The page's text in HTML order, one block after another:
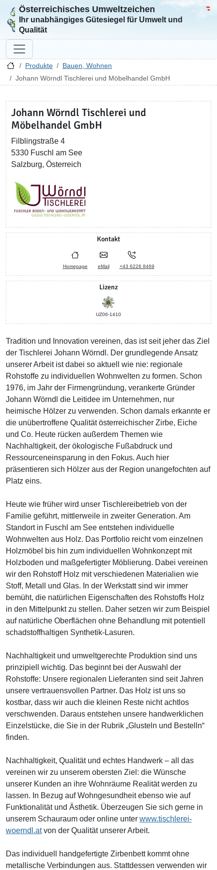
Zur Startseite
Österreichisches Umweltzeichen
Ihr unabhängiges Gütesiegel für Umwelt und
Qualität
Produkte
Bauen, Wohnen
Johann Wörndl Tischlerei und Möbelhandel GmbH
Johann Wörndl Tischlerei und
Möbelhandel GmbH
Filblingstraße 4
5330 Fuschl am See
Salzburg, Österreich
Kontakt
Homepage eMail +43 6226 8469
Lizenz
UZ06-1410
Tradition und Innovation vereinen, das ist seit jeher das Ziel
der Tischlerei Johann Wörndl. Der grundlegende Ansatz
unserer Arbeit ist dabei so aktuell wie nie: regionale
Rohstoffe zu individuellen Wohnwelten zu formen. Schon
1976, im Jahr der Firmengründung, verankerte Gründer
Johann Wörndl die Leitidee im Unternehmen, nur
heimische Hölzer zu verwenden. Schon damals erkannte er
die unübertroffene Qualität österreichischer Zirbe, Eiche
und Co. Heute rücken außerdem Themen wie
Nachhaltigkeit, der ökologische Fußabdruck und
Ressourceneinsparung in den Fokus. Auch hier
präsentieren sich Hölzer aus der Region unangefochten auf
Platz eins.
Heute wie früher wird unser Tischlereibetrieb von der
Familie geführt, mittlerweile in zweiter Generation. Am
Standort in Fuschl am See entstehen individuelle
Wohnwelten aus Holz. Das Portfolio reicht vom einzelnen
Holzmöbel bis hin zum individuellen Wohnkonzept mit
Holzboden und maßgefertigter Möblierung. Dabei vereinen
wir den Rohstoff Holz mit verschiedenen Materialien wie
Stoff, Metall und Glas. In der Werkstatt sind wir immer
bemüht, die natürlichen Eigenschaften des Rohstoffs Holz
in den Mittelpunkt zu stellen. Daher setzen wir zum Beispiel
auf natürliche Oberflächen ohne Behandlung mit potentiell
schadstoffhaltigen Synthetik-Lasuren.
Nachhaltigkeit und umweltgerechte Produktion sind uns
prinzipiell wichtig. Das beginnt bei der Auswahl der
Rohstoffe: Unsere regionalen Lieferanten sind seit Jahren
unsere vertrauensvollen Partner. Das Holz ist uns so
kostbar, dass wir auch die kleinen Reste nicht achtlos
verschwenden. Daraus entstehen unsere handwerklichen
Einzelstücke, die Sie in der Rubrik „Glusteln und Bestelln“
finden.
Nachhaltigkeit, Qualität und echtes Handwerk – all das
vereinen wir zu unserem obersten Ziel: die Wünsche
unserer Kunden an ihre Wohnräume Realität werden zu
lassen. In Bezug auf Wohngesundheit ebenso wie auf
Funktionalität und Ästhetik. Überzeugen Sie sich gerne in
unserem Schauraum oder online unter www.tischlerei-
woerndl.atvon der Qualität unserer Arbeit.
Das individuell handgefertigte Zirbenbett kommt ohne
metallische Verbindungen aus. Stattdessen verwenden wir